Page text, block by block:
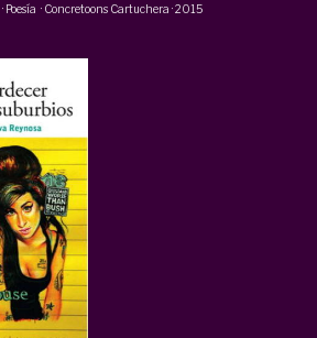
· Poesía · Concretoons Cartuchera ·2015